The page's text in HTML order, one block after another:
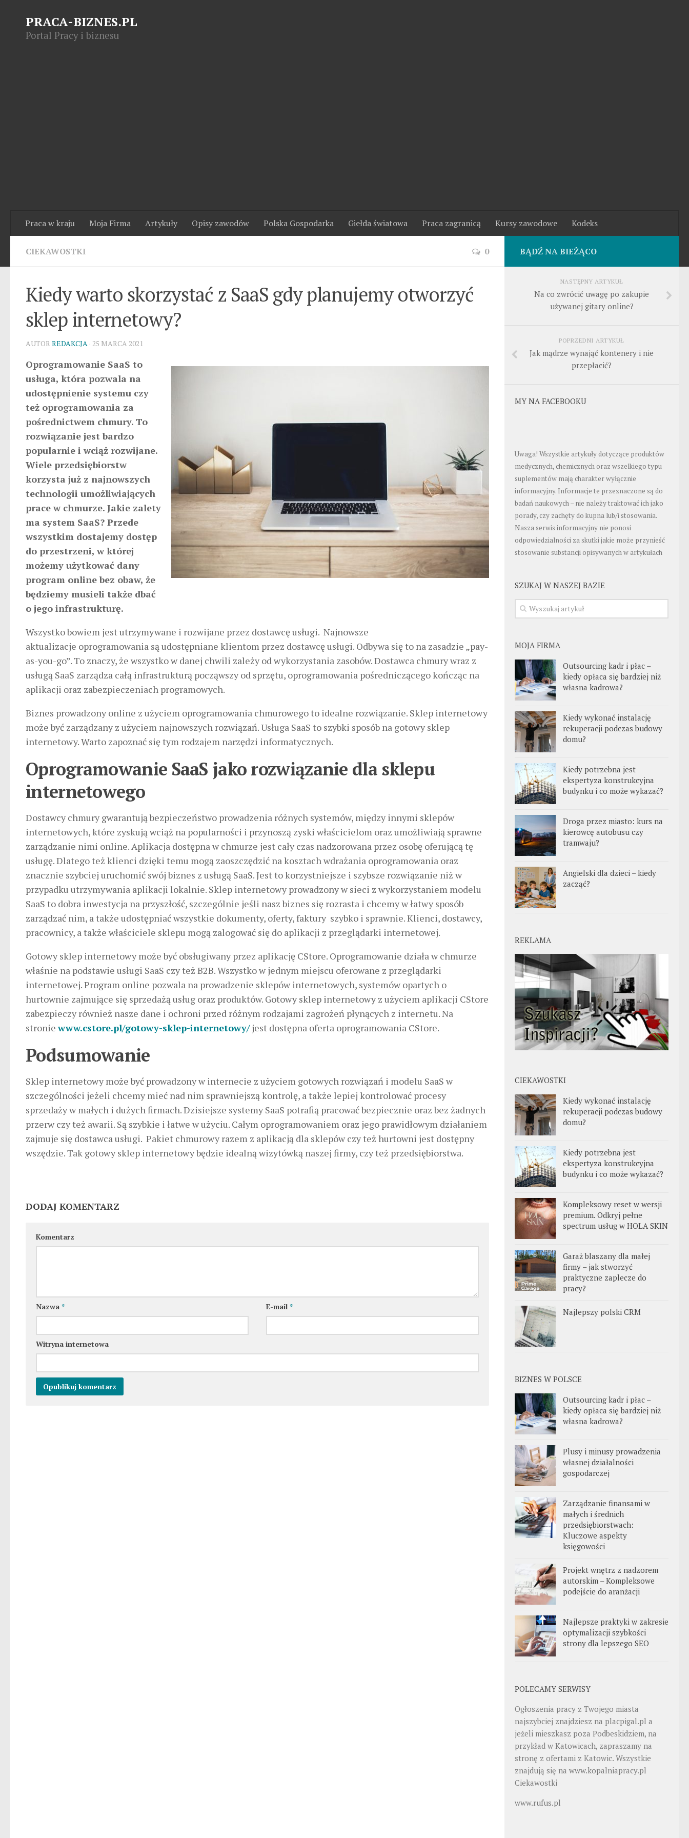
PRACA-BIZNES.PL
Portal Pracy i biznesu
Praca w kraju Moja Firma Artykuły Opisy zawodów Polska Gospodarka Giełda światowa Praca zagranicą Kursy zawodowe Kodeks
CIEKAWOSTKI 0
Kiedy warto skorzystać z SaaS gdy planujemy otworzyć
sklep internetowy?
AUTOR REDAKCJA · 25 MARCA 2021
Oprogramowanie SaaS to
usługa, która pozwala na
udostępnienie systemu czy
też oprogramowania za
pośrednictwem chmury. To
rozwiązanie jest bardzo
popularnie i wciąż rozwijane.
Wiele przedsiębiorstw
korzysta już z najnowszych
technologii umożliwiających
prace w chmurze. Jakie zalety
ma system SaaS? Przede
wszystkim dostajemy dostęp
do przestrzeni, w której
możemy użytkować dany
program online bez obaw, że
będziemy musieli także dbać
o jego infrastrukturę.
Wszystko bowiem jest utrzymywane i rozwijane przez dostawcę usługi. Najnowsze
aktualizacje oprogramowania są udostępniane klientom przez dostawcę usługi. Odbywa się to na zasadzie „pay-
as-you-go”. To znaczy, że wszystko w danej chwili zależy od wykorzystania zasobów. Dostawca chmury wraz z
usługą SaaS zarządza całą infrastrukturą począwszy od sprzętu, oprogramowania pośredniczącego kończąc na
aplikacji oraz zabezpieczeniach programowych.
Biznes prowadzony online z użyciem oprogramowania chmurowego to idealne rozwiązanie. Sklep internetowy
może być zarządzany z użyciem najnowszych rozwiązań. Usługa SaaS to szybki sposób na gotowy sklep
internetowy. Warto zapoznać się tym rodzajem narzędzi informatycznych.
Oprogramowanie SaaS jako rozwiązanie dla sklepu
internetowego
Dostawcy chmury gwarantują bezpieczeństwo prowadzenia różnych systemów, między innymi sklepów
internetowych, które zyskują wciąż na popularności i przynoszą zyski właścicielom oraz umożliwiają sprawne
zarządzanie nimi online. Aplikacja dostępna w chmurze jest cały czas nadzorowana przez osobę oferującą tę
usługę. Dlatego też klienci dzięki temu mogą zaoszczędzić na kosztach wdrażania oprogramowania oraz
znacznie szybciej uruchomić swój biznes z usługą SaaS. Jest to korzystniejsze i szybsze rozwiązanie niż w
przypadku utrzymywania aplikacji lokalnie. Sklep internetowy prowadzony w sieci z wykorzystaniem modelu
SaaS to dobra inwestycja na przyszłość, szczególnie jeśli nasz biznes się rozrasta i chcemy w łatwy sposób
zarządzać nim, a także udostępniać wszystkie dokumenty, oferty, faktury szybko i sprawnie. Klienci, dostawcy,
pracownicy, a także właściciele sklepu mogą zalogować się do aplikacji z przeglądarki internetowej.
Gotowy sklep internetowy może być obsługiwany przez aplikację CStore. Oprogramowanie działa w chmurze
właśnie na podstawie usługi SaaS czy też B2B. Wszystko w jednym miejscu oferowane z przeglądarki
internetowej. Program online pozwala na prowadzenie sklepów internetowych, systemów opartych o
hurtownie zajmujące się sprzedażą usług oraz produktów. Gotowy sklep internetowy z użyciem aplikacji CStore
zabezpieczy również nasze dane i ochroni przed różnym rodzajami zagrożeń płynących z internetu. Na
stroniewww.cstore.pl/gotowy-sklep-internetowy/jest dostępna oferta oprogramowania CStore.
Podsumowanie
Sklep internetowy może być prowadzony w internecie z użyciem gotowych rozwiązań i modelu SaaS w
szczególności jeżeli chcemy mieć nad nim sprawniejszą kontrolę, a także lepiej kontrolować procesy
sprzedaży w małych i dużych firmach. Dzisiejsze systemy SaaS potrafią pracować bezpiecznie oraz bez żadnych
przerw czy też awarii. Są szybkie i łatwe w użyciu. Całym oprogramowaniem oraz jego prawidłowym działaniem
zajmuje się dostawca usługi. Pakiet chmurowy razem z aplikacją dla sklepów czy też hurtowni jest dostępny
wszędzie. Tak gotowy sklep internetowy będzie idealną wizytówką naszej firmy, czy też przedsiębiorstwa.
DODAJ KOMENTARZ
Komentarz
Nazwa * E-mail*
Witryna internetowa
BĄDŹ NA BIEŻĄCO
NASTĘPNY ARTYKUŁ
Na co zwrócić uwagę po zakupie
używanej gitary online?
POPRZEDNI ARTYKUŁ
Jak mądrze wynająć kontenery i nie
przepłacić?
MY NA FACEBOOKU
Uwaga! Wszystkie artykuły dotyczące produktów
medycznych, chemicznych oraz wszelkiego typu
suplementów mają charakter wyłącznie
informacyjny. Informacje te przeznaczone są do
badań naukowych – nie należy traktować ich jako
porady, czy zachęty do kupna lub/i stosowania.
Nasza serwis informacyjny nie ponosi
odpowiedzialności za skutki jakie może przynieść
stosowanie substancji opisywanych w artykułach
SZUKAJ W NASZEJ BAZIE
MOJA FIRMA
Outsourcing kadr i płac –
kiedy opłaca się bardziej niż
własna kadrowa?
Kiedy wykonać instalację
rekuperacji podczas budowy
domu?
Kiedy potrzebna jest
ekspertyza konstrukcyjna
budynku i co może wykazać?
Droga przez miasto: kurs na
kierowcę autobusu czy
tramwaju?
Angielski dla dzieci – kiedy
zacząć?
REKLAMA
CIEKAWOSTKI
Kiedy wykonać instalację
rekuperacji podczas budowy
domu?
Kiedy potrzebna jest
ekspertyza konstrukcyjna
budynku i co może wykazać?
Kompleksowy reset w wersji
premium. Odkryj pełne
spectrum usług w HOLA SKIN
Garaż blaszany dla małej
firmy – jak stworzyć
praktyczne zaplecze do
pracy?
Najlepszy polski CRM
BIZNES W POLSCE
Outsourcing kadr i płac –
kiedy opłaca się bardziej niż
własna kadrowa?
Plusy i minusy prowadzenia
własnej działalności
gospodarczej
Zarządzanie finansami w
małych i średnich
przedsiębiorstwach:
Kluczowe aspekty
księgowości
Projekt wnętrz z nadzorem
autorskim – Kompleksowe
podejście do aranżacji
Najlepsze praktyki w zakresie
optymalizacji szybkości
strony dla lepszego SEO
POLECAMY SERWISY
Ogłoszenia pracy z Twojego miasta
najszybciej znajdziesz na placpigal.pl a
jeżeli mieszkasz poza Podbeskidziem, na
przykład w Katowicach, zapraszamy na
stronę z ofertami z Katowic. Wszystkie
znajdują się na www.kopalniapracy.pl
Ciekawostki
www.rufus.pl